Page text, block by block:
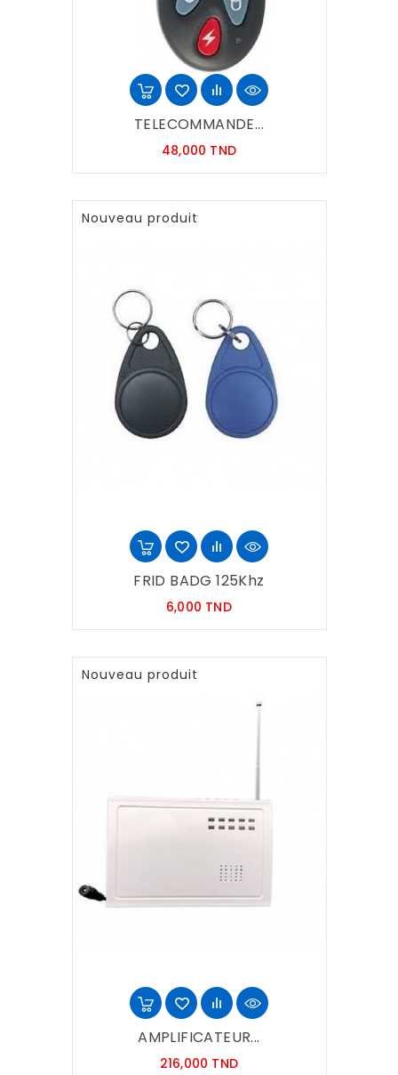
TELECOMMANDE...
48,000 TNDPrix
Nouveau produit
FRID BADG 125Khz
6,000 TNDPrix
Nouveau produit
AMPLIFICATEUR...
216,000 TNDPrix